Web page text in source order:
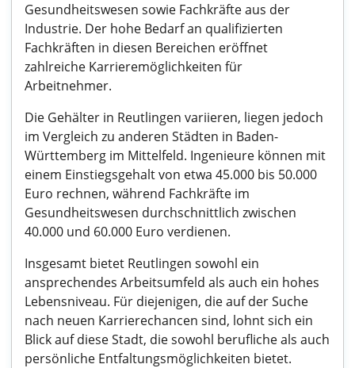
Gesundheitswesen sowie Fachkräfte aus der
Industrie. Der hohe Bedarf an qualifizierten
Fachkräften in diesen Bereichen eröffnet
zahlreiche Karrieremöglichkeiten für
Arbeitnehmer.
Die Gehälter in Reutlingen variieren, liegen jedoch
im Vergleich zu anderen Städten in Baden-
Württemberg im Mittelfeld. Ingenieure können mit
einem Einstiegsgehalt von etwa 45.000 bis 50.000
Euro rechnen, während Fachkräfte im
Gesundheitswesen durchschnittlich zwischen
40.000 und 60.000 Euro verdienen.
Insgesamt bietet Reutlingen sowohl ein
ansprechendes Arbeitsumfeld als auch ein hohes
Lebensniveau. Für diejenigen, die auf der Suche
nach neuen Karrierechancen sind, lohnt sich ein
Blick auf diese Stadt, die sowohl berufliche als auch
persönliche Entfaltungsmöglichkeiten bietet.